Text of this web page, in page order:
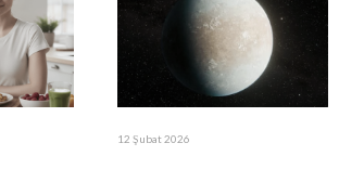
12 Şubat 2026